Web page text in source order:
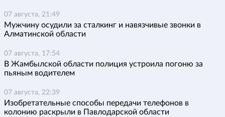
07 августа, 21:49
Мужчину осудили за сталкинг и навязчивые звонки в
Алматинской области
07 августа, 17:54
В Жамбылской области полиция устроила погоню за
пьяным водителем
07 августа, 22:39
Изобретательные способы передачи телефонов в
колонию раскрыли в Павлодарской области